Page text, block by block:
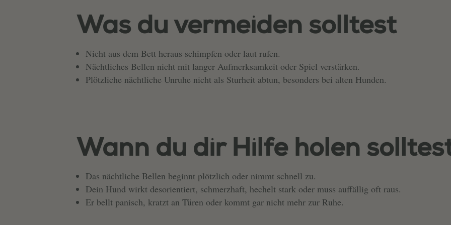
Was du vermeiden solltest
Nicht aus dem Bett heraus schimpfen oder laut rufen.
Nächtliches Bellen nicht mit langer Aufmerksamkeit oder Spiel verstärken.
Plötzliche nächtliche Unruhe nicht als Sturheit abtun, besonders bei alten Hunden.
Wann du dir Hilfe holen
Das nächtliche Bellen beginnt plötzlich oder nimmt schnell zu.
Dein Hund wirkt desorientiert, schmerzhaft, hechelt stark oder muss auffällig oft raus.
Er bellt panisch, kratzt an Türen oder kommt gar nicht mehr zur Ruhe.